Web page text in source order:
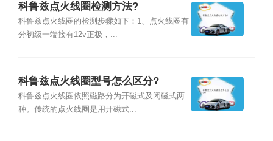
科鲁兹点火线圈检测方法?
科鲁兹点火线圈的检测步骤如下：1、点火线圈有
分初级一端接有12v正极，...
科鲁兹点火线圈型号怎么区分?
科鲁兹点火线圈依照磁路分为开磁式及闭磁式两
种。传统的点火线圈是用开磁式...